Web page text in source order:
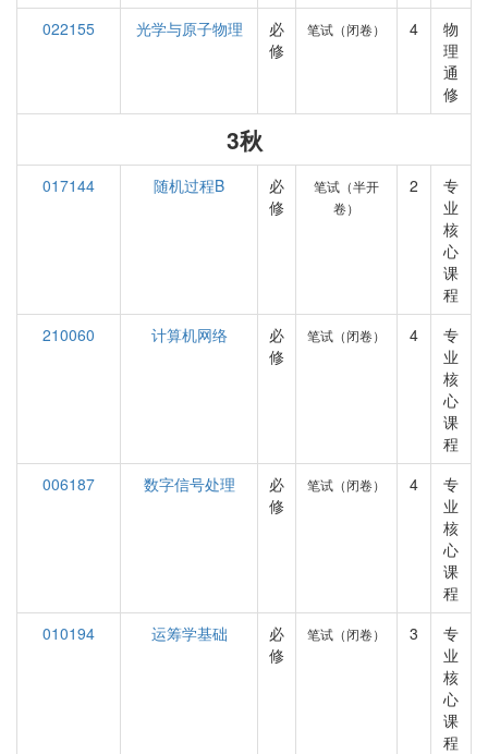
022155
光学与原子物理
必
修
笔试（闭卷） 4
物
理
通
修
3秋
017144 随机过程B
必
修
笔试（半开
卷）
2
专
业
核
心
课
程
210060
计算机网络
必
修
笔试（闭卷） 4
专
业
核
心
课
程
006187
数字信号处理
必
修
笔试（闭卷） 4
专
业
核
心
课
程
010194
运筹学基础
必
修
笔试（闭卷） 3
专
业
核
心
课
程